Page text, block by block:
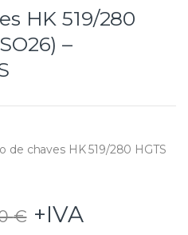
HK 519/280
–
chaves HK 519/280 HGTS
€ +IVA